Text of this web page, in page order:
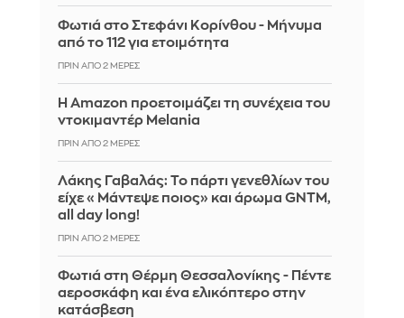
Φωτιά στο Στεφάνι Κορίνθου - Μήνυμα
από το 112 για ετοιμότητα
ΠΡΙΝ ΑΠΌ 2 ΜΈΡΕΣ
Η Amazon προετοιμάζει τη συνέχεια του
ντοκιμαντέρ Melania
ΠΡΙΝ ΑΠΌ 2 ΜΈΡΕΣ
Λάκης Γαβαλάς: Το πάρτι γενεθλίων του
είχε «Μάντεψε ποιος» και άρωμα GNTM,
all day long!
ΠΡΙΝ ΑΠΌ 2 ΜΈΡΕΣ
Φωτιά στη Θέρμη Θεσσαλονίκης - Πέντε
αεροσκάφη και ένα ελικόπτερο στην
κατάσβεση